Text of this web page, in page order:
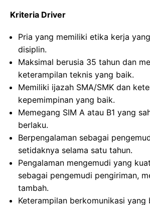
Kriteria Driver
Pria yang memiliki etika kerja
disiplin.
Maksimal berusia 35 tahun dan
keterampilan teknis yang baik.
Memiliki ijazah SMA/SMK dan
kepemimpinan yang baik.
Memegang SIM A atau B1 yang
berlaku.
Berpengalaman sebagai
setidaknya selama satu tahun.
Pengalaman mengemudi yang
sebagai pengemudi pengiriman,
tambah.
Keterampilan berkomunikasi yang